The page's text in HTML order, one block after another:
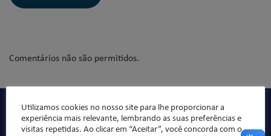
Comentários não são permitidos.
Qualidade de ensino, organização pedagógica e formação
integral da criança/jovem, sempre norteado pelos valores
Utilizamos cookies no nosso site para lhe proporcionar a
experiência mais relevante, lembrando as suas preferências e
visitas repetidas. Ao clicar em “Aceitar”, você concorda com o